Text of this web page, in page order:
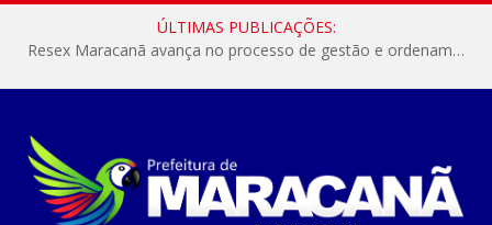
ÚLTIMAS PUBLICAÇÕES:
Resex Maracanã avança no processo de gestão e ordenamento do turismo em nossas áreas protegidas.